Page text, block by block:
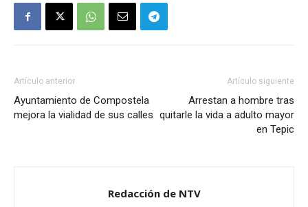
Artículo anterior
Ayuntamiento de Compostela
mejora la vialidad de sus calles
Artículo siguiente
Arrestan a hombre tras
quitarle la vida a adulto mayor
en Tepic
Redacción de NTV